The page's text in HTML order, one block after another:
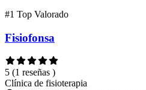
#1 Top Valorado
Fisiofonsa
5 (1 reseñas )
Clínica de fisioterapia